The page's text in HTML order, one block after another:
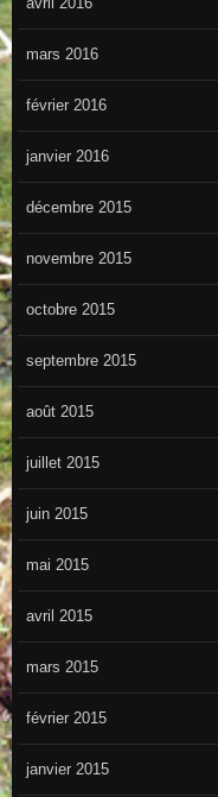
mars 2016
février 2016
janvier 2016
décembre 2015
novembre 2015
octobre 2015
septembre 2015
août 2015
juillet 2015
juin 2015
mai 2015
avril 2015
mars 2015
février 2015
janvier 2015